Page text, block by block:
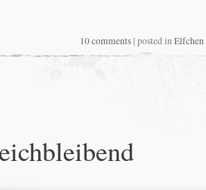
10 comments| posted inElfchen